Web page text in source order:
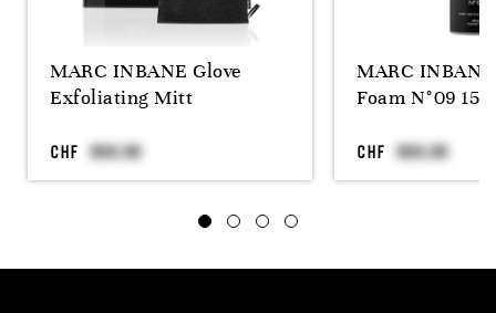
MARC INBANE Glove
Exfoliating Mitt
CHF
MARC
Foam N°09
CHF